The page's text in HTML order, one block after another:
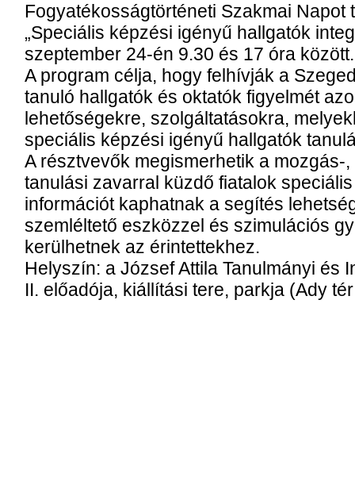
Fogyatékosságtörténeti Szakmai Napot
„Speciális képzési igényű hallgatók
szeptember 24-én 9.30 és 17 óra között.
A program célja, hogy felhívják a
tanuló hallgatók és oktatók figyelmét
lehetőségekre, szolgáltatásokra,
speciális képzési igényű hallgatók
A résztvevők megismerhetik a mozgás-
tanulási zavarral küzdő fiatalok
információt kaphatnak a segítés
szemléltető eszközzel és szimulációs
kerülhetnek az érintettekhez.
Helyszín: a József Attila Tanulmányi és
II. előadója, kiállítási tere, parkja (Ady